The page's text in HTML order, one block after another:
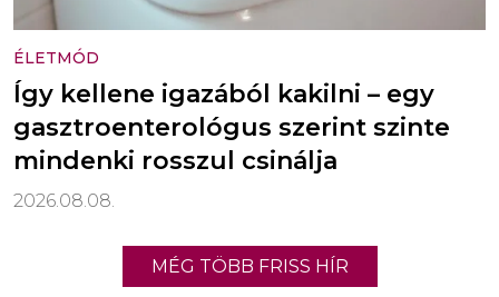
ÉLETMÓD
Így kellene igazából kakilni – egy
gasztroenterológus szerint szinte
mindenki rosszul csinálja
2026.08.08.
MÉG TÖBB FRISS HÍR